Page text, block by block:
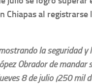
Chiapas al
la seguridad y
Obrador de mandar
8 de julio (250 mil